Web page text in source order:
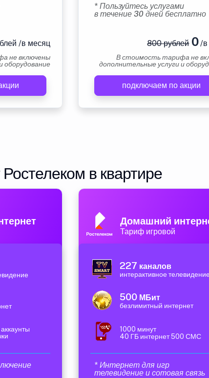
/в месяц
не включены
оборудование
* Пользуйтесь услугами
в течение 30 дней бесплатно
800 рублей0/в
В стоимость тарифа не
дополнительные услуги и
подключаем по акции
в квартире
Домашний
Тариф игровой
227 каналов
интерактивное телевидение
500 МБит
безлимитный интернет
1000 минут
40 ГБ интернет 500 СМС
* Интернет для игр
телевидение и сотовая связь